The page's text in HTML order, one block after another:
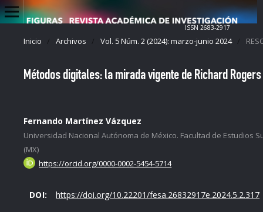
ISSN 2683-2917
Inicio / Archivos / Vol. 5 Núm. 2 (2024): marzo-junio 2024 /
Métodos digitales: la mirada vigente de Richard
Fernando Martínez Vázquez
Universidad Nacional Autónoma de México. Facultad de Estudios
(MX)
https://orcid.org/0000-0002-5454-5714
DOI: https://doi.org/10.22201/fesa.26832917e.2024.5.2.317